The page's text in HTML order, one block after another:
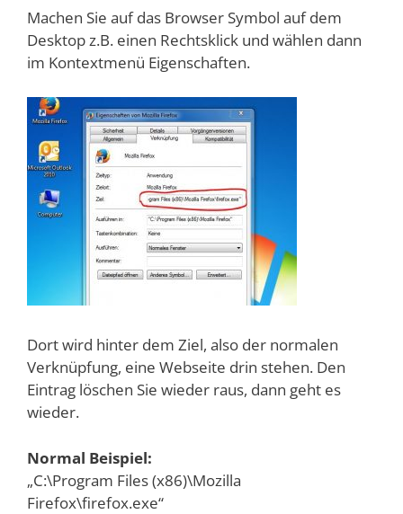
Machen Sie auf das Browser Symbol auf dem
Desktop z.B. einen Rechtsklick und wählen dann
im Kontextmenü Eigenschaften.
Dort wird hinter dem Ziel, also der normalen
Verknüpfung, eine Webseite drin stehen. Den
Eintrag löschen Sie wieder raus, dann geht es
wieder.
Normal Beispiel:
„C:\Program Files (x86)\Mozilla
Firefox\firefox.exe“